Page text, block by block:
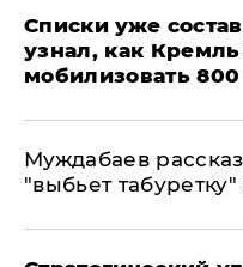
Списки уже
узнал, как Кремль
мобилизовать
Муждабаев
"выбьет